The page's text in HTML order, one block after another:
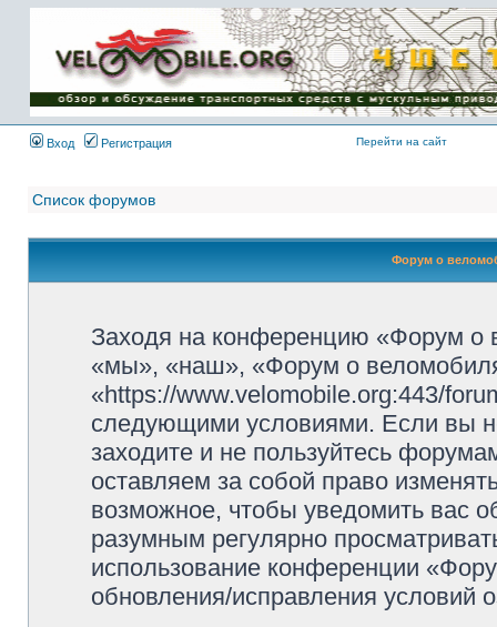
Имя пользователя:
Пароль:
{ LOG_ME_IN_SHORT
}
Вход
Регистрация Перейти на сайт
Список форумов
Форум о
Заходя на конференцию «Форум о
«мы», «наш», «Форум о
«https://www.velomobile.org:443/
следующими условиями. Если вы
заходите и не пользуйтесь
оставляем за собой право
возможное, чтобы уведомить вас
разумным регулярно
использование конференции
обновления/исправления условий